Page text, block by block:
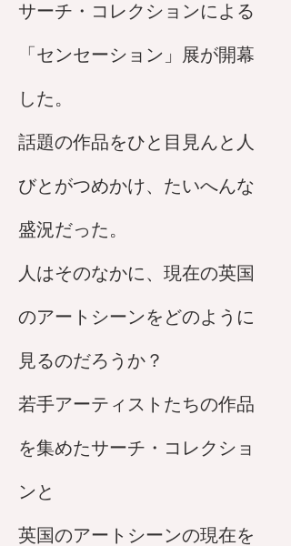
サーチ・コレクションによる
「センセーション」展が開幕
した。
話題の作品をひと目見んと人
びとがつめかけ、たいへんな
盛況だった。
人はそのなかに、現在の英国
のアートシーンをどのように
見るのだろうか？
若手アーティストたちの作品
を集めたサーチ・コレクショ
ンと
英国のアートシーンの現在を